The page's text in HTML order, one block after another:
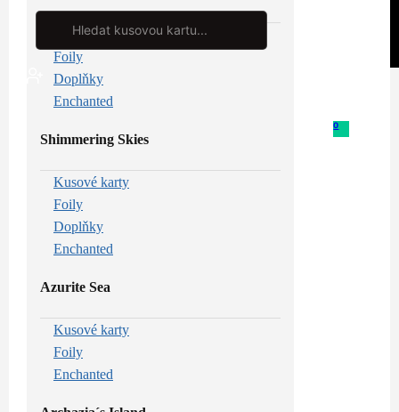
Search
0
Kusové karty
Foily
Doplňky
Enchanted
Shimmering Skies
Kusové karty
Foily
Doplňky
Enchanted
Azurite Sea
Kusové karty
Foily
Enchanted